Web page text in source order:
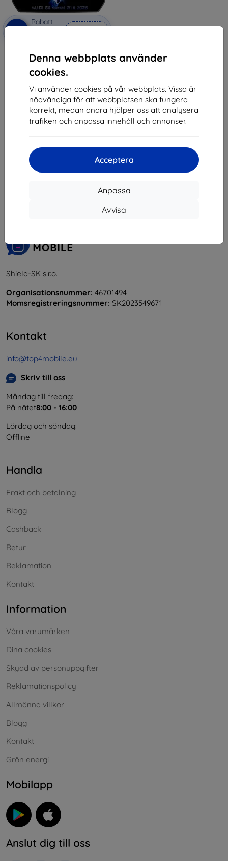
Denna webbplats använder
cookies.
Vi använder cookies på vår webbplats. Vissa är
nödvändiga för att webbplatsen ska fungera
korrekt, medan andra hjälper oss att analysera
trafiken och anpassa innehåll och annonser.
Acceptera
Anpassa
Avvisa
-10%
Rabatt
3mk TechWrap Matte Center
Display Protective film for AUDI
S5 Avant B10 2025-
570 kr
513 kr
I lager 1 st
av totalt
Shield-SK s.r.o.
Organisationsnummer: 46701494
Momsregistreringsnummer: SK2023549671
Kontakt
info@top4mobile.eu
Skriv till oss
Måndag till fredag:
På nätet8:00 - 16:00
Lördag och söndag:
Offline
Handla
Frakt och betalning
Blogg
Cashback
Retur
Reklamation
Kontakt
Information
Våra varumärken
Dina cookies
Skydd av personuppgifter
Reklamationspolicy
Allmänna villkor
Blogg
Kontakt
Grön energi
Mobilapp
Anslut dig till oss